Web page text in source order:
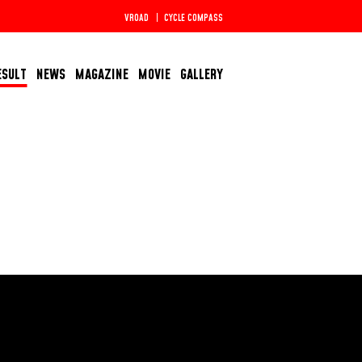
VROAD CYCLE COMPASS
NEWS MAGAZINE MOVIE GALLERY